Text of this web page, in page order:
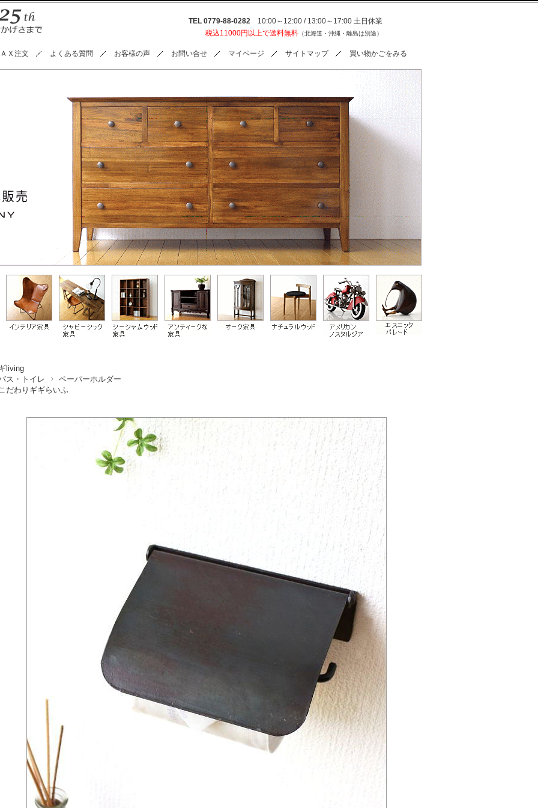
TEL 0779-88-0282 10:00～12:00 / 13:00～17:00 土日休業
税込11000円以上で送料無料 （北海道・沖縄・離島は別途）
Ｘ注文 よくある質問 お客様の声 お問い合せ マイページ サイトマップ 買い物かごをみる
living
ス・トイレ
ペーパーホルダー
だわりギギらいふ